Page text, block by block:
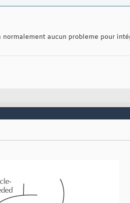
aucun probleme pour